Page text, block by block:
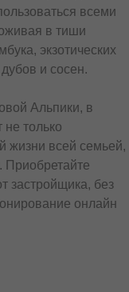
всеми
в тиши
экзотических
и сосен.
Альпики, в
не только
жизни всей семьей,
застройщика, без
онлайн